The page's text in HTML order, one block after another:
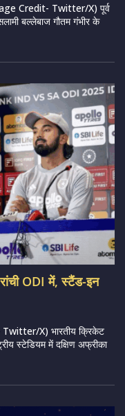
Credit- Twitter/X) पूर्व
बल्लेबाज गौतम गंभीर के
ODI में, स्टैंड-इन
X) भारतीय क्रिकेट
स्टेडियम में दक्षिण अफ्रीका